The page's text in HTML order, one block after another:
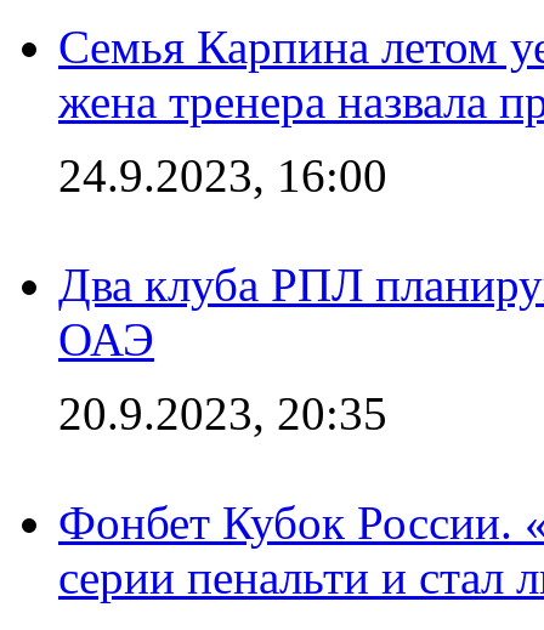
Семья Карпина летом
жена тренера назвала
24.9.2023, 16:00
Два клуба РПЛ
ОАЭ
20.9.2023, 20:35
Фонбет Кубок России.
серии пенальти и стал